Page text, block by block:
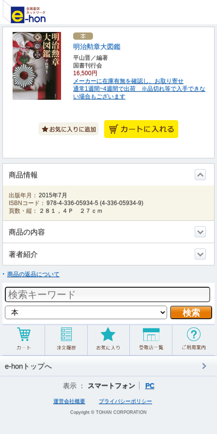
明治勲章大図鑑
平山晋／編著
国書刊行会
16,500円
メーカーに在庫有無を確認し、お取り寄せ
通常1週間~4週間で出荷 ※品切れ等で入手できな
い場合もございます
商品情報
出版年月： 2015年7月
ISBNコード： 978-4-336-05934-5 (4-336-05934-9)
頁数・縦：
２８１，４Ｐ ２７ｃｍ
商品の内容
著者紹介
商品の返品について
e-honトップへ
表示 ： スマートフォン PC
運営会社概要 プライバシーポリシー
Copyright © TOHAN CORPORATION